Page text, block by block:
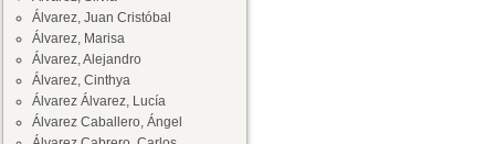
Álvarez, Juan Cristóbal
Álvarez, Marisa
Álvarez, Alejandro
Álvarez, Cinthya
Álvarez Álvarez, Lucía
Álvarez Caballero, Ángel